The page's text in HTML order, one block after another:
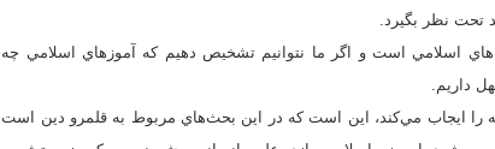
نظر بگيرد.
اسلامي است و اگر ما نتوانيم تشخيص دهيم که آموز‌هاي اسلامي چه
داريم.
ايجاب مي‌کند، اين است که در اين بحث‌هاي مربوط به قلمرو دين است